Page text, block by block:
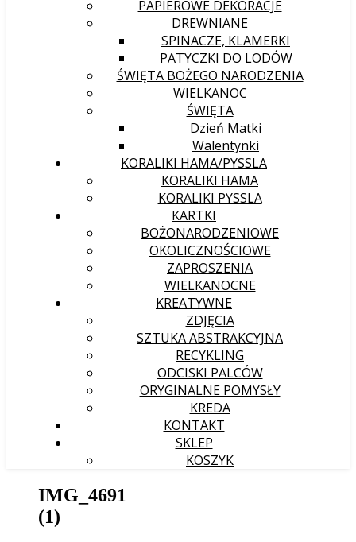
PAPIEROWE DEKORACJE
DREWNIANE
SPINACZE, KLAMERKI
PATYCZKI DO LODÓW
ŚWIĘTA BOŻEGO NARODZENIA
WIELKANOC
ŚWIĘTA
Dzień Matki
Walentynki
KORALIKI HAMA/PYSSLA
KORALIKI HAMA
KORALIKI PYSSLA
KARTKI
BOŻONARODZENIOWE
OKOLICZNOŚCIOWE
ZAPROSZENIA
WIELKANOCNE
KREATYWNE
ZDJĘCIA
SZTUKA ABSTRAKCYJNA
RECYKLING
ODCISKI PALCÓW
ORYGINALNE POMYSŁY
KREDA
KONTAKT
SKLEP
KOSZYK
IMG_4691
(1)